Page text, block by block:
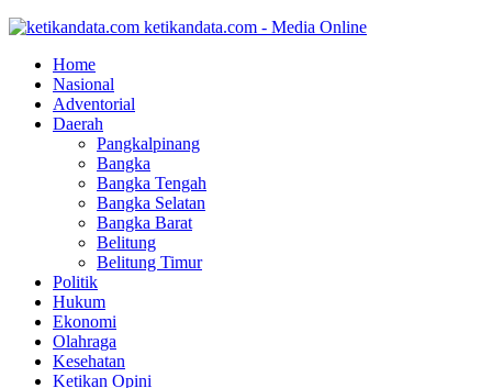
ketikandata.com - Media Online
Home
Nasional
Adventorial
Daerah
Pangkalpinang
Bangka
Bangka Tengah
Bangka Selatan
Bangka Barat
Belitung
Belitung Timur
Politik
Hukum
Ekonomi
Olahraga
Kesehatan
Ketikan Opini